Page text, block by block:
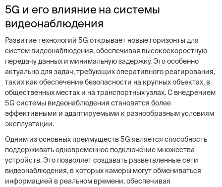
5G и его влияние на системы
видеонаблюдения
Развитие технологий 5G открывает новые горизонты для
систем видеонаблюдения, обеспечивая высокоскоростную
передачу данных и минимальную задержку. Это особенно
актуально для задач, требующих оперативного реагирования,
таких как обеспечение безопасности на крупных объектах, в
общественных местах и на транспортных узлах. С внедрением
5G системы видеонаблюдения становятся более
эффективными и адаптируемыми к разнообразным условиям
эксплуатации.
Одним из основных преимуществ 5G является способность
поддерживать одновременное подключение множества
устройств. Это позволяет создавать разветвленные сети
видеонаблюдения, в которых камеры могут обмениваться
информацией в реальном времени, обеспечивая